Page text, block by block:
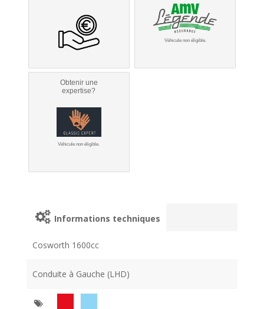
Véhicule non éligible.
Obtenir une
expertise?
Véhicule non éligible.
Informations techniques
Cosworth 1600cc
Conduite à Gauche (LHD)